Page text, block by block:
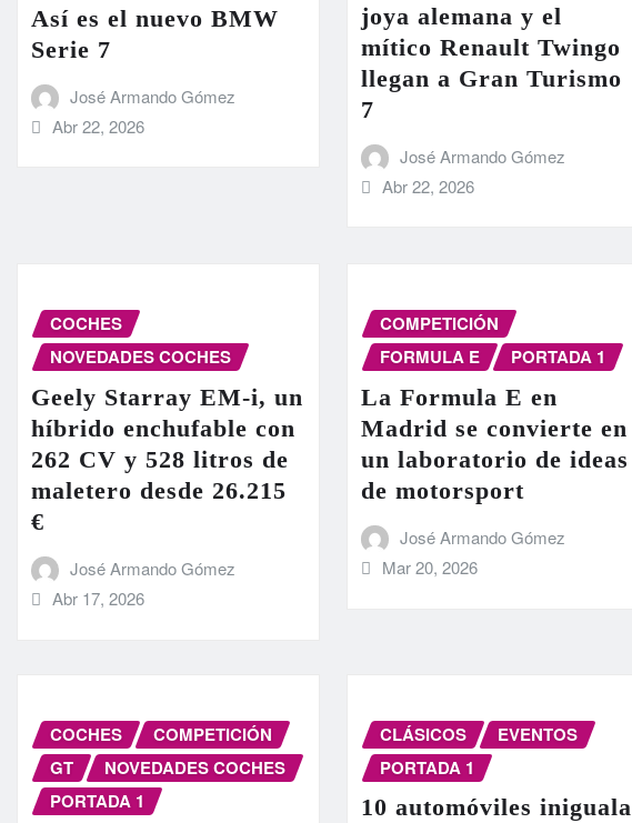
Así es el nuevo BMW
Serie 7
José Armando Gómez
Abr 22, 2026
joya alemana y el
mítico Renault Twingo
llegan a Gran Turismo
7
José Armando Gómez
Abr 22, 2026
COCHES
NOVEDADES COCHES
Geely Starray EM-i, un
híbrido enchufable con
262 CV y 528 litros de
maletero desde 26.215
€
José Armando Gómez
Abr 17, 2026
COMPETICIÓN
FORMULA E
PORTADA 1
La Formula E en
Madrid se convierte en
un laboratorio de ideas
de motorsport
José Armando Gómez
Mar 20, 2026
COCHES
COMPETICIÓN
GT
NOVEDADES COCHES
PORTADA 1
CLÁSICOS
EVENTOS
PORTADA 1
10 automóviles iniguala